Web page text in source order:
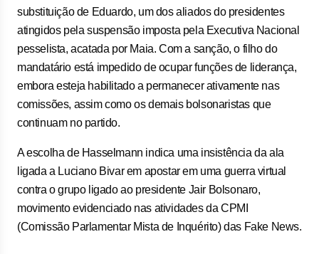
substituição de Eduardo, um dos aliados do presidentes
atingidos pela suspensão imposta pela Executiva Nacional
pesselista, acatada por Maia. Com a sanção, o filho do
mandatário está impedido de ocupar funções de liderança,
embora esteja habilitado a permanecer ativamente nas
comissões, assim como os demais bolsonaristas que
continuam no partido.
A escolha de Hasselmann indica uma insistência da ala
ligada a Luciano Bivar em apostar em uma guerra virtual
contra o grupo ligado ao presidente Jair Bolsonaro,
movimento evidenciado nas atividades da CPMI
(Comissão Parlamentar Mista de Inquérito) das Fake News.